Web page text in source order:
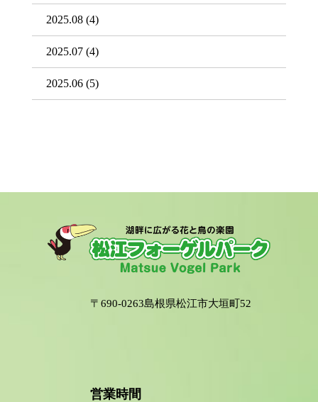
2025.08 (4)
2025.07 (4)
2025.06 (5)
〒690-0263島根県松江市大垣町52
営業時間